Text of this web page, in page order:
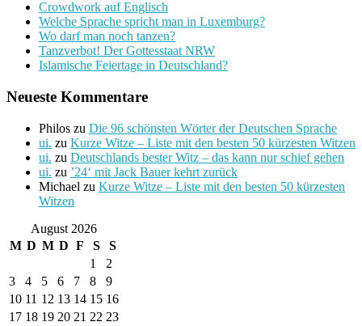
Crowdwork auf Englisch
Welche Sprache spricht man in Luxemburg?
Wo darf man noch tanzen?
Tanzverbot! Der Gottesstaat NRW
Islamische Feiertage in Deutschland?
Neueste Kommentare
Philos zu Die 96 schönsten Wörter der Deutschen Sprache
ui. zu Kurze Witze – Liste mit den besten 50 kürzesten Witzen
ui. zu Deutschlands bester Witz – das kann nur schief gehen
ui. zu ’24‘ mit Jack Bauer kehrt zurück
Michael zu Kurze Witze – Liste mit den besten 50 kürzesten
Witzen
August 2026
M D M D F S
S
1
2
3
4 5 6 7 8
9
10 11 12 13 14 15 16
17 18 19 20 21 22 23